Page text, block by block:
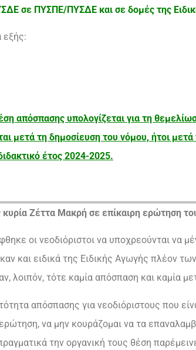
σε ΠΥΣΠΕ/ΠΥΣΔΕ και σε δομές της
εξής:
απόσπασης υπολογίζεται για τη
μετά τη δημοσίευση του νόμου, ήτοι
έτος 2024-2025.
κυρία Ζέττα Μακρή σε επίκαιρη ερώτηση
οι νεοδιόριστοι να υποχρεούνται να
και ειδικά της Ειδικής Αγωγής πλέον
λοιπόν, τότε καμία απόσπαση και καμία
απόσπασης για νεοδιόριστους που
να μην κουράζομαι να τα
την οργανική τους θέση